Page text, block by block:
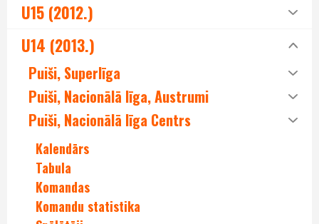
U15 (2012.)
U14 (2013.)
Puiši, Superlīga
Puiši, Nacionālā līga, Austrumi
Puiši, Nacionālā līga Centrs
Kalendārs
Tabula
Komandas
Komandu statistika